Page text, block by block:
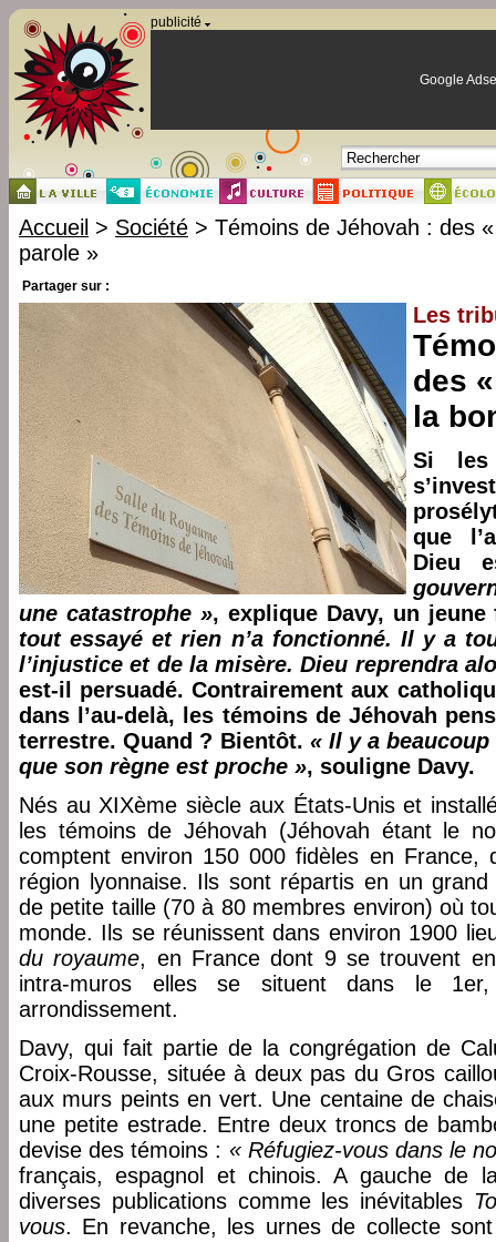
publicité
Google
Accueil > Société > Témoins de Jéhovah : des
parole »
Partager sur :
Les
des
la
Si les
que
Dieu
une catastrophe », explique Davy, un
tout essayé et rien n’a fonctionné. Il y a
l’injustice et de la misère. Dieu reprendra
est-il persuadé. Contrairement aux
dans l’au-delà, les témoins de Jéhovah
terrestre. Quand ? Bientôt. « Il y a
que son règne est proche », souligne Davy.
Nés au XIXème siècle aux États-Unis et
les témoins de Jéhovah (Jéhovah étant le
comptent environ 150 000 fidèles en France,
région lyonnaise. Ils sont répartis en un
de petite taille (70 à 80 membres environ) où
monde. Ils se réunissent dans environ 1900
du royaume, en France dont 9 se trouvent
intra-muros elles se situent dans le
arrondissement.
Davy, qui fait partie de la congrégation de
Croix-Rousse, située à deux pas du Gros
aux murs peints en vert. Une centaine de
une petite estrade. Entre deux troncs de
devise des témoins : « Réfugiez-vous dans le
français, espagnol et chinois. A gauche de
diverses publications comme les inévitables
vous. En revanche, les urnes de collecte
Panneau de gestion des cookies